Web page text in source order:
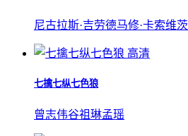
尼古拉斯·吉劳德马修·卡索维茨
高清
七擒七纵七色狼
曾志伟谷祖琳孟瑶